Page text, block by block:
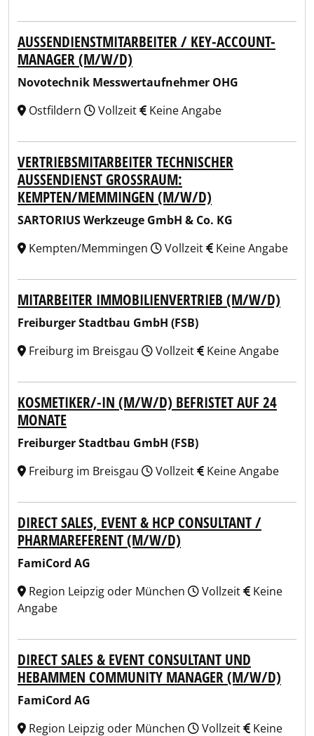
AUSSENDIENSTMITARBEITER / KEY-ACCOUNT-M
ANAGER (M/W/D)
Novotechnik Messwertaufnehmer OHG
Ostfildern
Vollzeit Keine Angabe
VERTRIEBSMITARBEITER TECHNISCHER
AUSSENDIENST GROSSRAUM: KE
MPTEN/MEMMINGEN (M/W/D)
SARTORIUS Werkzeuge GmbH & Co. KG
Kempten/Memmingen
Vollzeit Keine Angabe
MITARBEITER IMMOBILIENVERTRIEB (M/W/D)
Freiburger Stadtbau GmbH (FSB)
Freiburg im Breisgau
Vollzeit Keine Angabe
KOSMETIKER/-IN (M/W/D) BEFRISTET AUF 24
MONATE
Freiburger Stadtbau GmbH (FSB)
Freiburg im Breisgau
Vollzeit Keine Angabe
DIRECT SALES, EVENT & HCP CONSULTANT /
PHARMAREFERENT (M/W/D)
FamiCord AG
Region Leipzig oder München
Vollzeit
Keine
Angabe
DIRECT SALES & EVENT CONSULTANT UND
HEBAMMEN COMMUNITY MANAGER (M/W/D)
FamiCord AG
Region Leipzig oder München
Vollzeit Keine